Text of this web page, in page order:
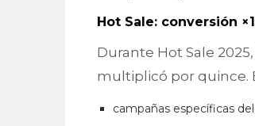
Hot Sale: conversión
Durante Hot Sale
multiplicó por quince.
campañas específicas